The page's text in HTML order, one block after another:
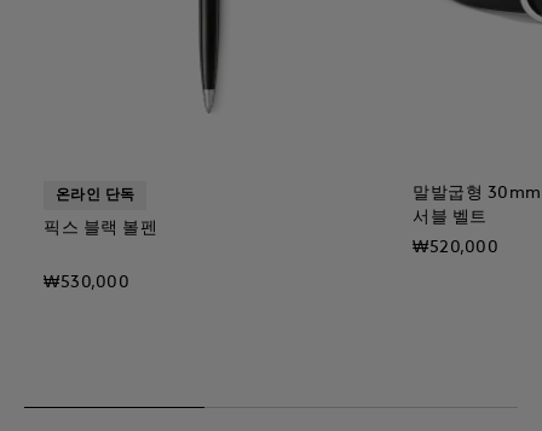
온라인 단독
픽스 블랙 볼펜
₩530,000
말발굽형
서블 벨트
₩520,000